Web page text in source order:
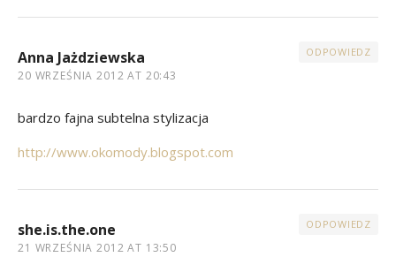
Anna Jażdziewska
20 WRZEŚNIA 2012 AT 20:43
ODPOWIEDZ
bardzo fajna subtelna stylizacja
http://www.okomody.blogspot.com
she.is.the.one
21 WRZEŚNIA 2012 AT 13:50
ODPOWIEDZ